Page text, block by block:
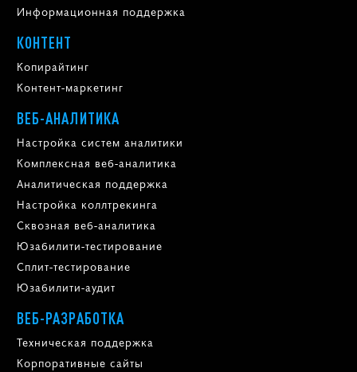
Информационная поддержка
КОНТЕНТ
Копирайтинг
Контент-маркетинг
ВЕБ-АНАЛИТИКА
Настройка систем аналитики
Комплексная веб-аналитика
Аналитическая поддержка
Настройка коллтрекинга
Сквозная веб-аналитика
Юзабилити-тестирование
Сплит-тестирование
Юзабилити-аудит
ВЕБ-РАЗРАБОТКА
Техническая поддержка
Корпоративные сайты